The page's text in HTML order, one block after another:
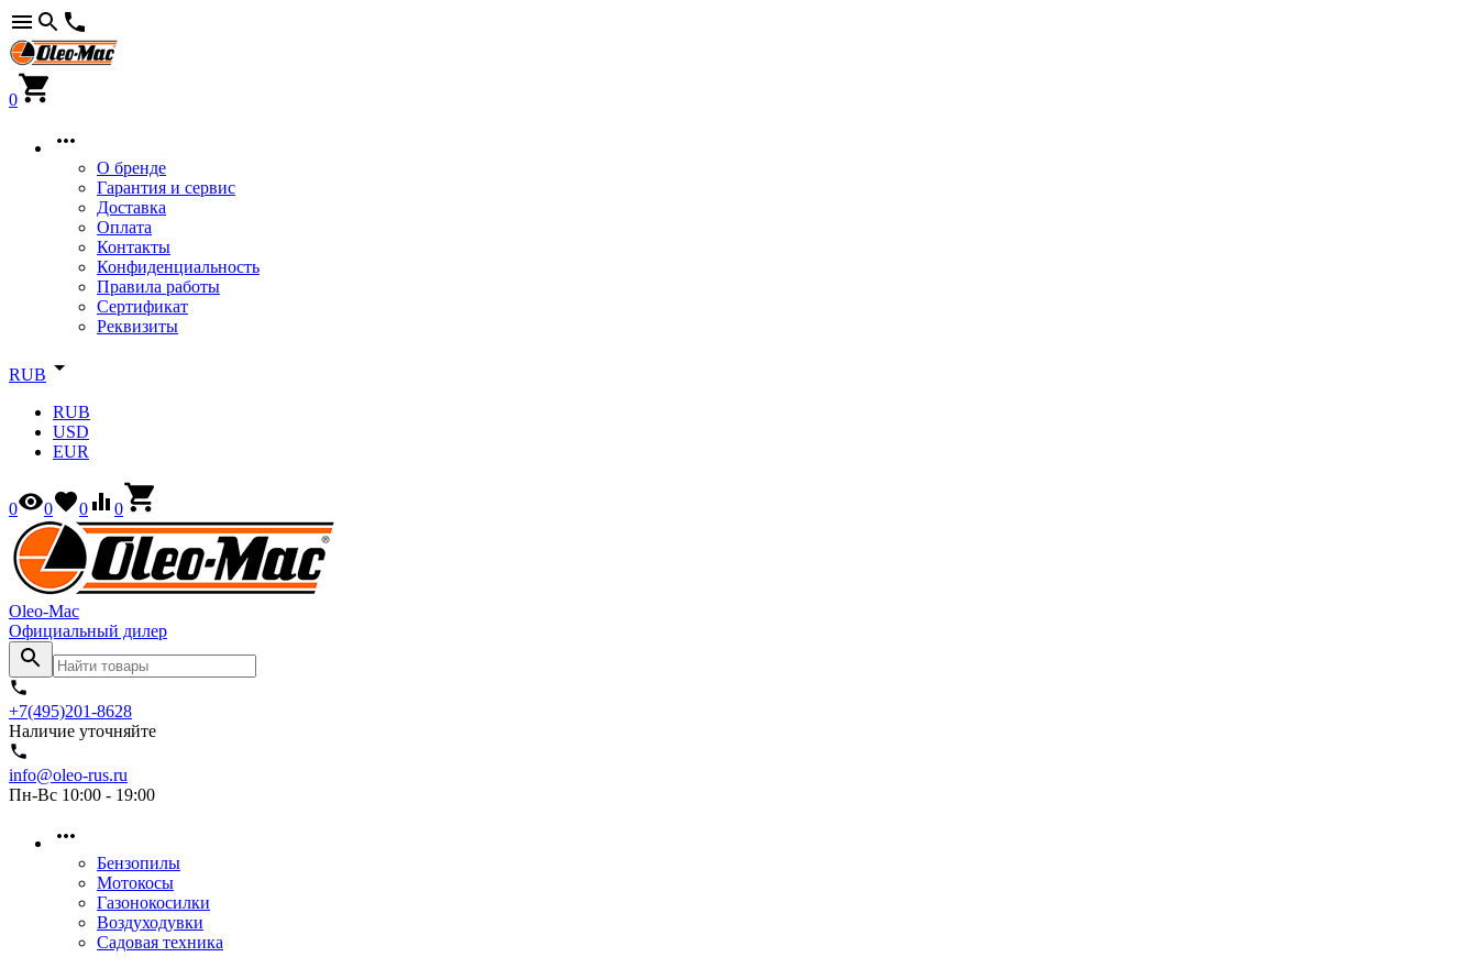
0
О бренде
Гарантия и сервис
Доставка
Оплата
Контакты
Конфиденциальность
Правила работы
Сертификат
Реквизиты
RUB
RUB
USD
EUR
0 0 0 0
Oleo-Mac
Официальный дилер
+7(495)201-8628
Наличие уточняйте
info@oleo-rus.ru
Пн-Вс 10:00 - 19:00
Бензопилы
Мотокосы
Газонокосилки
Воздуходувки
Садовая техника